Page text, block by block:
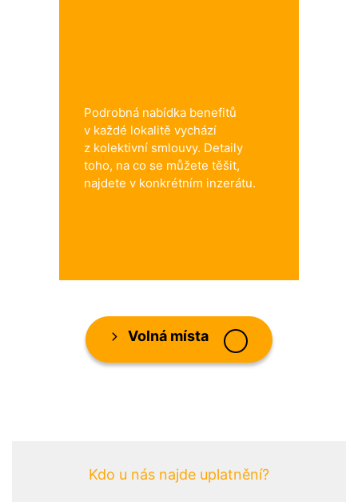
Podrobná nabídka benefitů
v každé lokalitě vychází
z kolektivní smlouvy. Detaily
toho, na co se můžete těšit,
najdete v konkrétním inzerátu.
Volná místa
Kdo u nás najde uplatnění?